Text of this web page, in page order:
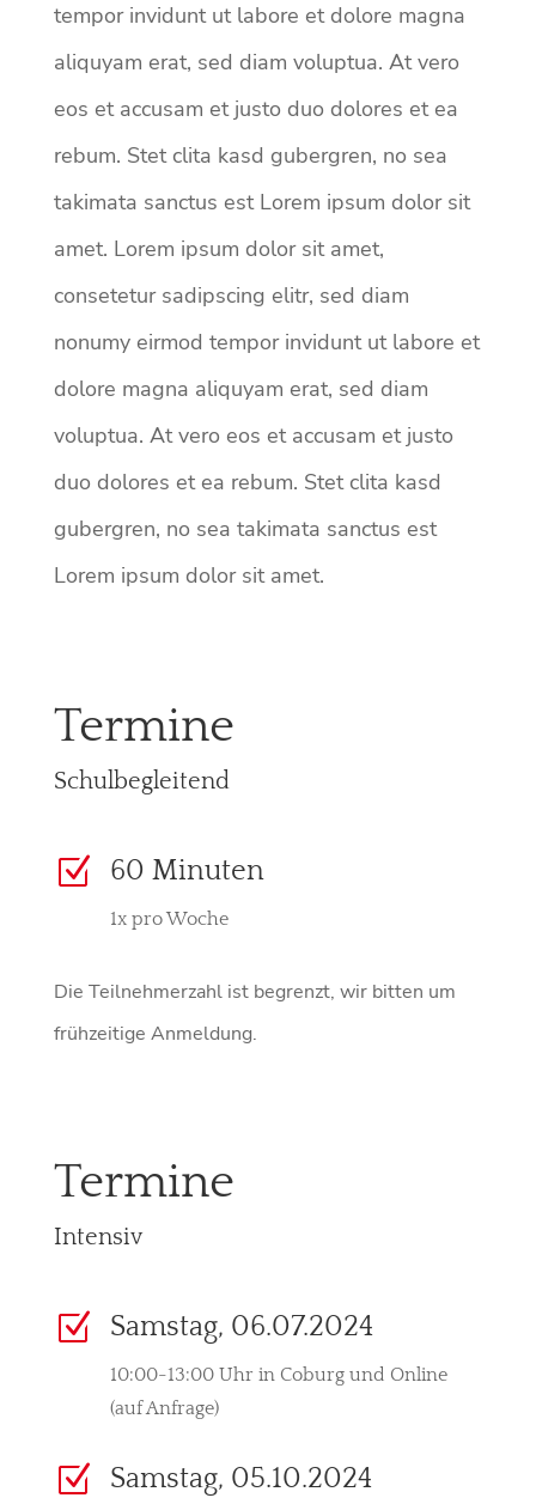
tempor invidunt ut labore et dolore magna
aliquyam erat, sed diam voluptua. At vero
eos et accusam et justo duo dolores et ea
rebum. Stet clita kasd gubergren, no sea
takimata sanctus est Lorem ipsum dolor sit
amet. Lorem ipsum dolor sit amet,
consetetur sadipscing elitr, sed diam
nonumy eirmod tempor invidunt ut labore et
dolore magna aliquyam erat, sed diam
voluptua. At vero eos et accusam et justo
duo dolores et ea rebum. Stet clita kasd
gubergren, no sea takimata sanctus est
Lorem ipsum dolor sit amet.
Termine
Schulbegleitend
Z 60 Minuten
1x pro Woche
Die Teilnehmerzahl ist begrenzt, wir bitten um
frühzeitige Anmeldung.
Termine
Intensiv
Z Samstag, 06.07.2024
10:00-13:00 Uhr in Coburg und Online
(auf Anfrage)
Z Samstag, 05.10.2024